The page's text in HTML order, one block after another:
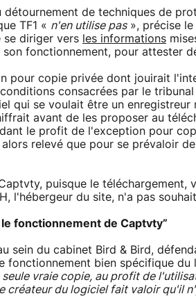
de techniques de
TF1 « n'en utilise pas», précise le
se diriger vers les informations
fonctionnement, pour attester
pour copie privée dont jouirait
consacrées par le
qui se voulait être un enregistreur
avant de les proposer au
le profit de l'exception pour
relevé que pour se prévaloir
puisque le téléchargement,
l'hébergeur du site, n'a pas
fonctionnement de Captvty”
sein du cabinet Bird & Bird,
fonctionnement bien spécifique du
vraie copie, au profit de
créateur du logiciel fait valoir qu'il